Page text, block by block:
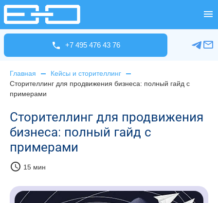
+7 495 476 43 76
Главная
Кейсы и сторителлинг
Сторителлинг для продвижения бизнеса: полный гайд с
примерами
Сторителлинг для продвижения
бизнеса: полный гайд с
примерами
schedule 15 мин